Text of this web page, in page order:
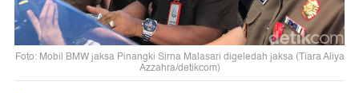
Foto: Mobil BMW jaksa Pinangki Sirna Malasari digeledah jaksa (Tiara Aliya
Azzahra/detikcom)